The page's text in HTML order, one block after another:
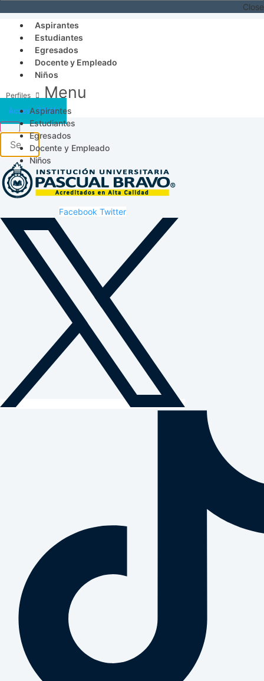
Close
Aspirantes
Estudiantes
Egresados
Docente y Empleado
Niños
Menu
Aspirantes
Estudiantes
Egresados
Docente y Empleado
Niños
Acceso SICAU
Facebook Twitter